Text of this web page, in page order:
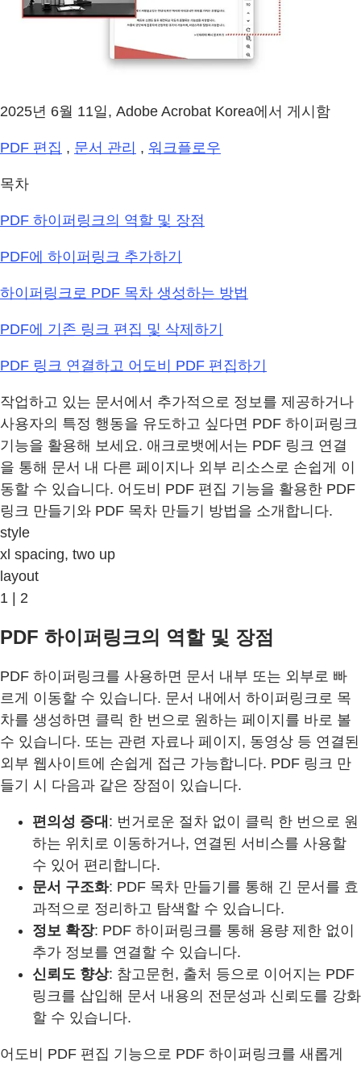
2025년 6월 11일, Adobe Acrobat Korea에서 게시함
PDF 편집 , 문서 관리 , 워크플로우
목차
PDF 하이퍼링크의 역할 및 장점
PDF에 하이퍼링크 추가하기
하이퍼링크로 PDF 목차 생성하는 방법
PDF에 기존 링크 편집 및 삭제하기
PDF 링크 연결하고 어도비 PDF 편집하기
작업하고 있는 문서에서 추가적으로 정보를 제공하거나
사용자의 특정 행동을 유도하고 싶다면 PDF 하이퍼링크
기능을 활용해 보세요. 애크로뱃에서는 PDF 링크 연결
을 통해 문서 내 다른 페이지나 외부 리소스로 손쉽게 이
동할 수 있습니다. 어도비 PDF 편집 기능을 활용한 PDF
링크 만들기와 PDF 목차 만들기 방법을 소개합니다.
style
xl spacing, two up
layout
1 | 2
PDF 하이퍼링크의 역할 및 장점
PDF 하이퍼링크를 사용하면 문서 내부 또는 외부로 빠
르게 이동할 수 있습니다. 문서 내에서 하이퍼링크로 목
차를 생성하면 클릭 한 번으로 원하는 페이지를 바로 볼
수 있습니다. 또는 관련 자료나 페이지, 동영상 등 연결된
외부 웹사이트에 손쉽게 접근 가능합니다. PDF 링크 만
들기 시 다음과 같은 장점이 있습니다.
편의성 증대 : 번거로운 절차 없이 클릭 한 번으로 원
하는 위치로 이동하거나, 연결된 서비스를 사용할
수 있어 편리합니다.
문서 구조화: PDF 목차 만들기를 통해 긴 문서를 효
과적으로 정리하고 탐색할 수 있습니다.
정보 확장: PDF 하이퍼링크를 통해 용량 제한 없이
추가 정보를 연결할 수 있습니다.
신뢰도 향상: 참고문헌, 출처 등으로 이어지는 PDF
링크를 삽입해 문서 내용의 전문성과 신뢰도를 강화
할 수 있습니다.
어도비 PDF 편집 기능으로 PDF 하이퍼링크를 새롭게